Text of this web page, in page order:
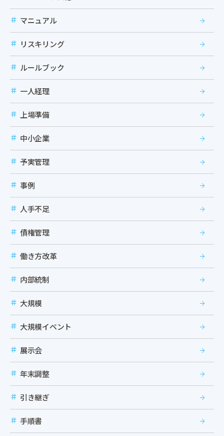
マニュアル
リスキリング
ルールブック
一人経理
上場準備
中小企業
予実管理
事例
人手不足
債権管理
働き方改革
内部統制
大規模
大規模イベント
展示会
年末調整
引き継ぎ
手順書